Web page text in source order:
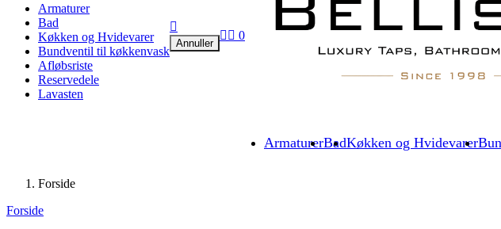
ArmaturerBadKøkken og Hvidevarer
Armaturer
Bad
Køkken og Hvidevarer
Bundventil til køkkenvask
Afløbsriste
Reservedele
Lavasten

Annuller
  0
Forside
Forside